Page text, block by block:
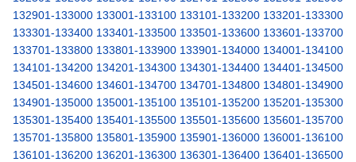
132901-133000 133001-133100 133101-133200 133201-133300
133301-133400 133401-133500 133501-133600 133601-133700
133701-133800 133801-133900 133901-134000 134001-134100
134101-134200 134201-134300 134301-134400 134401-134500
134501-134600 134601-134700 134701-134800 134801-134900
134901-135000 135001-135100 135101-135200 135201-135300
135301-135400 135401-135500 135501-135600 135601-135700
135701-135800 135801-135900 135901-136000 136001-136100
136101-136200 136201-136300 136301-136400 136401-136500